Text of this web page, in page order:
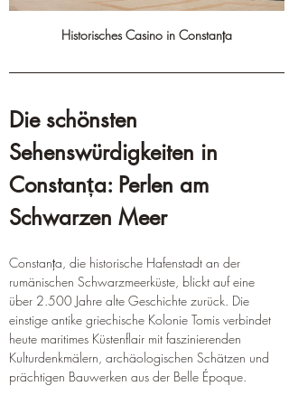
Historisches Casino in Constanța
Die schönsten
Sehenswürdigkeiten in
Constanța: Perlen am
Schwarzen Meer
Constanța, die historische Hafenstadt an der
rumänischen Schwarzmeerküste, blickt auf eine
über 2.500 Jahre alte Geschichte zurück. Die
einstige antike griechische Kolonie Tomis verbindet
heute maritimes Küstenflair mit faszinierenden
Kulturdenkmälern, archäologischen Schätzen und
prächtigen Bauwerken aus der Belle Époque.